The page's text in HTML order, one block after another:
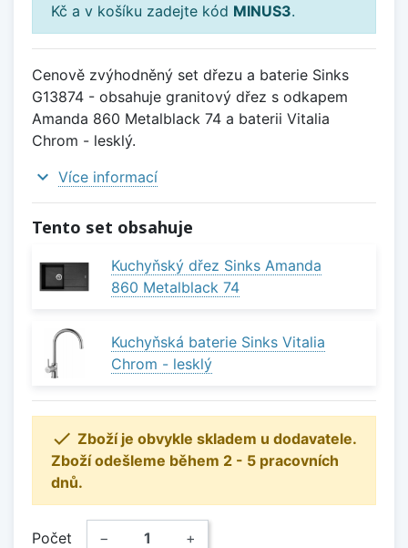
Kč a v košíku zadejte kód MINUS3.
Cenově zvýhodněný set dřezu a baterie Sinks
G13874 - obsahuje granitový dřez s odkapem
Amanda 860 Metalblack 74 a baterii Vitalia
Chrom - lesklý.
expand_more Více informací
Tento set obsahuje
Kuchyňský dřez Sinks Amanda
860 Metalblack 74
Kuchyňská baterie Sinks Vitalia
Chrom - lesklý
 Zboží je obvykle skladem u dodavatele.
Zboží odešleme během 2 - 5 pracovních
dnů.
Počet − +